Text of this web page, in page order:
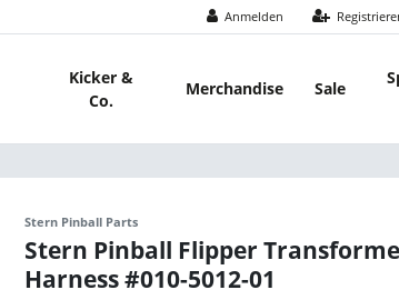
Anmelden
Kicker &
Co.
Merchandise Sale
Stern Pinball Parts
Stern Pinball Flipper
Harness #010-5012-01